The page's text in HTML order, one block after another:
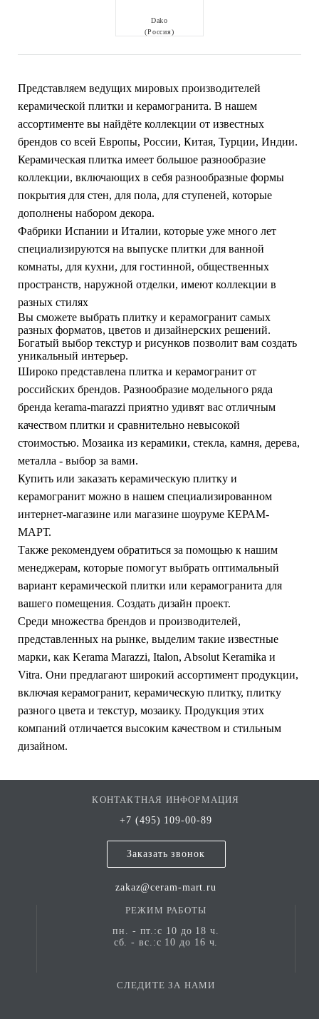
Dako
(Россия)
Представляем ведущих мировых производителей
керамической плитки и керамогранита. В нашем
ассортименте вы найдёте коллекции от известных
брендов со всей Европы, России, Китая, Турции, Индии.
Керамическая плитка имеет большое разнообразие
коллекции, включающих в себя разнообразные формы
покрытия для стен, для пола, для ступеней, которые
дополнены набором декора.
Фабрики Испании и Италии, которые уже много лет
специализируются на выпуске плитки для ванной
комнаты, для кухни, для гостинной, общественных
пространств, наружной отделки, имеют коллекции в
разных стилях
Вы сможете выбрать плитку и керамогранит самых
разных форматов, цветов и дизайнерских решений.
Богатый выбор текстур и рисунков позволит вам создать
уникальный интерьер.
Широко представлена плитка и керамогранит от
российских брендов. Разнообразие модельного ряда
бренда kerama-marazzi приятно удивят вас отличным
качеством плитки и сравнительно невысокой
стоимостью. Мозаика из керамики, стекла, камня, дерева,
металла - выбор за вами.
Купить или заказать керамическую плитку и
керамогранит можно в нашем специализированном
интернет-магазине или магазине шоуруме КЕРАМ-
МАРТ.
Также рекомендуем обратиться за помощью к нашим
менеджерам, которые помогут выбрать оптимальный
вариант керамической плитки или керамогранита для
вашего помещения. Создать дизайн проект.
Среди множества брендов и производителей,
представленных на рынке, выделим такие известные
марки, как Kerama Marazzi, Italon, Absolut Keramika и
Vitra. Они предлагают широкий ассортимент продукции,
включая керамогранит, керамическую плитку, плитку
разного цвета и текстур, мозаику. Продукция этих
компаний отличается высоким качеством и стильным
дизайном.
КОНТАКТНАЯ ИНФОРМАЦИЯ
+7 (495) 109-00-89
Заказать звонок
zakaz@ceram-mart.ru
РЕЖИМ РАБОТЫ
пн. - пт.:с 10 до 18 ч.
сб. - вс.:с 10 до 16 ч.
СЛЕДИТЕ ЗА НАМИ